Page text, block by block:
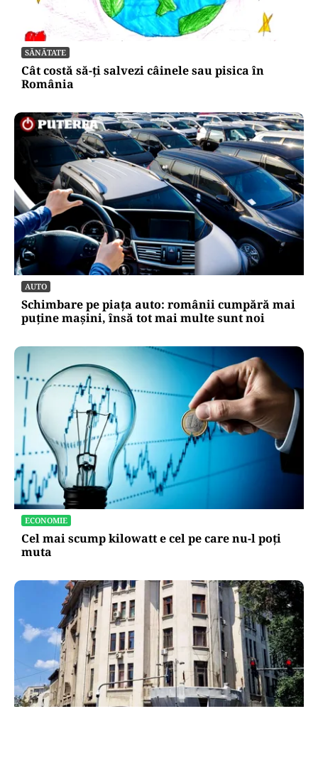
SĂNĂTATE
Cât costă să-ți salvezi câinele sau pisica în
România
AUTO
Schimbare pe piața auto: românii cumpără mai
puține mașini, însă tot mai multe sunt noi
ECONOMIE
Cel mai scump kilowatt e cel pe care nu-l poți
muta